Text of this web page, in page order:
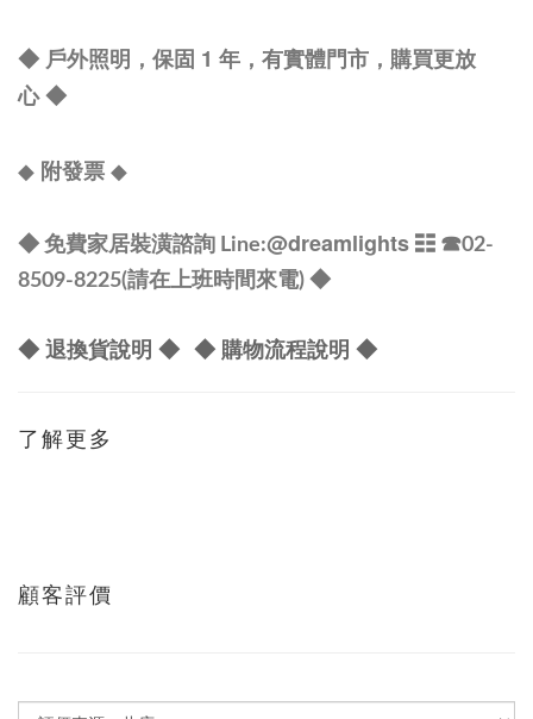
◆ 戶外照明，保固 1 年，有實體門市，購買更放
心◆
◆ 附發票 ◆
◆ 免費家居裝潢諮詢 Line:@dreamlights ☷ ☎02-
8509-8225(請在上班時間來電) ◆
◆ 退換貨說明 ◆ ◆ 購物流程說明 ◆
了解更多
顧客評價